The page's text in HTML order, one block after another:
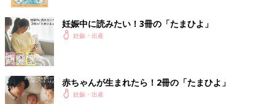
PROFILE
躍。2017年に俳優の和田正人さんと結婚、2019年10月に第１子
を出産。
妊娠中に読みたい！3冊の「たまひよ」
妊娠・出産
赤ちゃんが生まれたら！2冊の「たまひよ」
妊娠・出産